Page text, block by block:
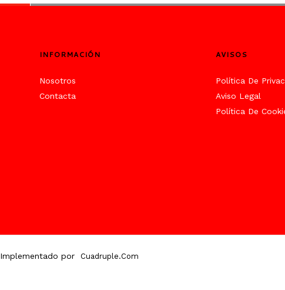
INFORMACIÓN
Nosotros
Contacta
AVISOS
Política De
Aviso Legal
Política De
Implementado por Cuadruple.com